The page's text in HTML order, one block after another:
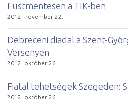
Füstmentesen a TIK-ben
2012. november 22.
Debreceni diadal a Szent-
Versenyen
2012. október 26.
Fiatal tehetségek Szegeden:
2012. október 26.